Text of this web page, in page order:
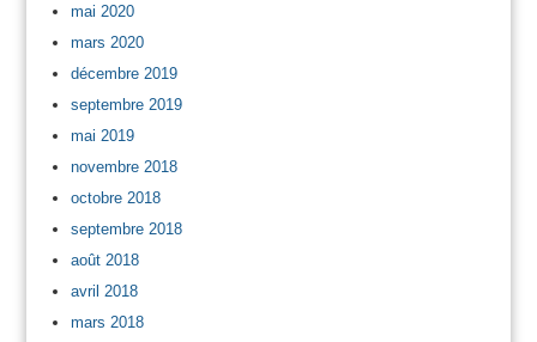
mai 2020
mars 2020
décembre 2019
septembre 2019
mai 2019
novembre 2018
octobre 2018
septembre 2018
août 2018
avril 2018
mars 2018